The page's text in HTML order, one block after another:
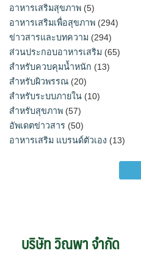
อาหารเสริมสุขภาพ (5)
อาหารเสริมเพื่อสุขภาพ (294)
ข่าวสารและบทความ (294)
ส่วนประกอบอาหารเสริม (65)
สำหรับควบคุมน้ำหนัก (13)
สำหรับผิวพรรณ (20)
สำหรับระบบภายใน (10)
สำหรับสุขภาพ (57)
อัพเดตข่าวสาร (50)
อาหารเสริม แบรนด์ตัวเอง (13)
บริษัท วิณพา จำกัด